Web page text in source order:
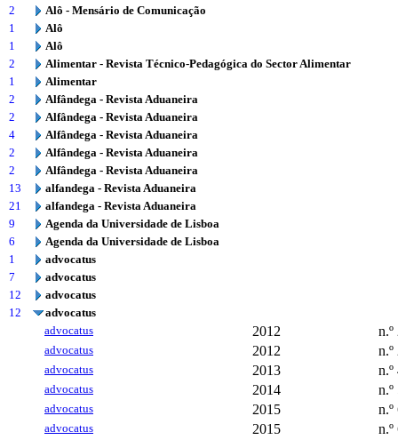
2
Alô - Mensário de Comunicação
1
Alô
1
Alô
2
Alimentar - Revista Técnico-Pedagógica do Sector Alimentar
1
Alimentar
2
Alfândega - Revista Aduaneira
2
Alfândega - Revista Aduaneira
4
Alfândega - Revista Aduaneira
2
Alfândega - Revista Aduaneira
2
Alfândega - Revista Aduaneira
13
alfandega - Revista Aduaneira
21
alfandega - Revista Aduaneira
9
Agenda da Universidade de Lisboa
6
Agenda da Universidade de Lisboa
1
advocatus
7
advocatus
12
advocatus
12
advocatus
advocatus
2012 n.º
advocatus 2012 n.º
advocatus 2013 n.º
advocatus 2014 n.º
advocatus 2015 n.º
advocatus 2015 n.º